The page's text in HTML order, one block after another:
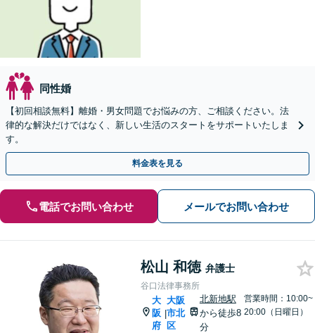
同性婚
【初回相談無料】離婚・男女問題でお悩みの方、ご相談ください。法
律的な解決だけではなく、新しい生活のスタートをサポートいたしま
す。
料金表を見る
電話でお問い合わせ メールでお問い合わせ
松山 和徳 弁護士
谷口法律事務所
大
阪
府
|
大阪
市北
区
北新地駅
から徒歩8
分
営業時間：10:00~
20:00（日曜日）